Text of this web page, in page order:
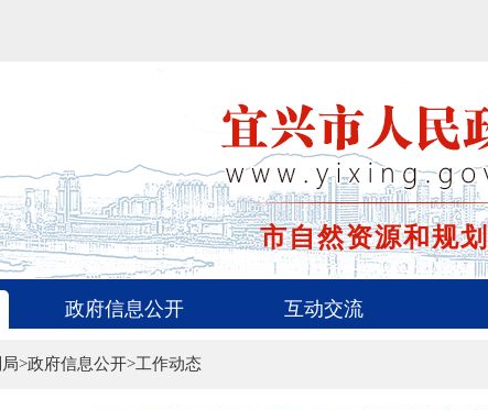
市自然资源和规
政府信息公开 互动交流
>政府信息公开>工作动态